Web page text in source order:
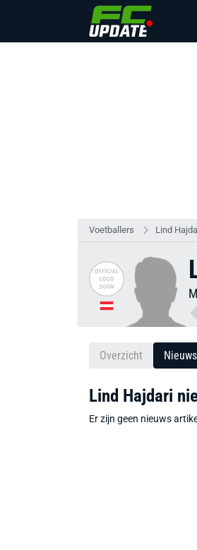
Voetballers Lind
Overzicht Nieuws
Lind Hajdari
Er zijn geen nieuws